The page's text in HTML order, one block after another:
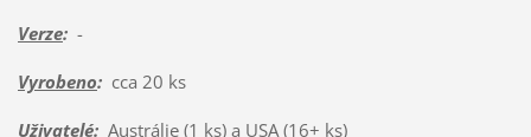
Verze:-
Vyrobeno:cca 20 ks
Uživatelé:Austrálie (1 ks) a USA (16+ ks)